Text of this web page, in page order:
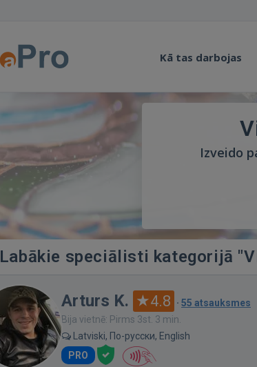
Kā tas darbojas
Izveido
Labākie speciālisti kategorijā
Arturs K. 4.8 · 55 atsauksmes
Bija vietnē: Pirms 3st. 3 min.
Latviski, По-русски, English
PRO